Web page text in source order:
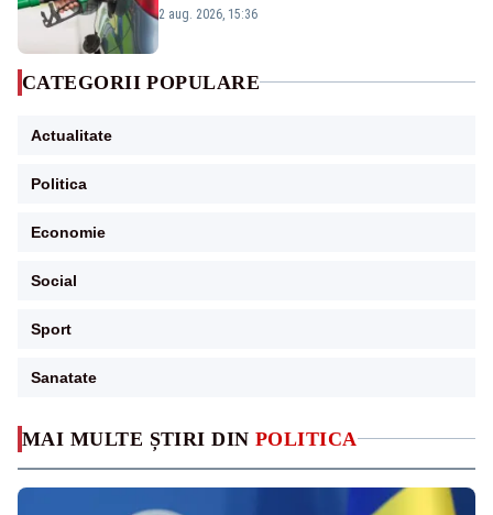
MAI MULTE ȘTIRI DIN POLITICA
2 aug. 2026, 15:36
CATEGORII POPULARE
Actualitate
Politica
Economie
Social
Sport
Sanatate